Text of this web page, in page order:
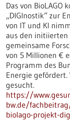
Das von
„DIGInostik“ zur
von IT und KI
aus den
gemeinsame
von 5 Millionen €
Programm des
Energie
gesucht.
https://
bw.de/
biolago-projekt-